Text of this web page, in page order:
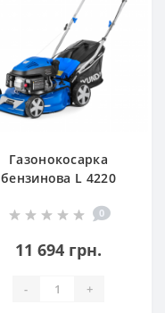
Газонокосарка
бензинова L 4220
0
11 694 грн.
- +